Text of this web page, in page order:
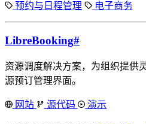
预约与日程管理 电子商务
LibreBooking#
资源调度解决方案，为组织提供
源预订管理界面。
网站 源代码 演示